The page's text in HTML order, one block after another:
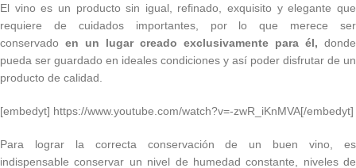
El vino es un producto sin igual, refinado, exquisito y elegante que
requiere de cuidados importantes, por lo que merece ser
conservado en un lugar creado exclusivamente para él, donde
pueda ser guardado en ideales condiciones y así poder disfrutar de un
producto de calidad.
[embedyt] https://www.youtube.com/watch?v=-zwR_iKnMVA[/embedyt]
Para lograr la correcta conservación de un buen vino, es
indispensable conservar un nivel de humedad constante, niveles de